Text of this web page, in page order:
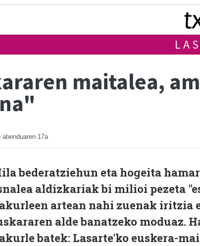
maitalea,
abenduaren 17a
bederatziehun eta hogeita
aldizkariak bi milioi pezeta
artean nahi zuenak iritzia
alde banatzeko moduaz.
batek: Lasarte'ko euskera-